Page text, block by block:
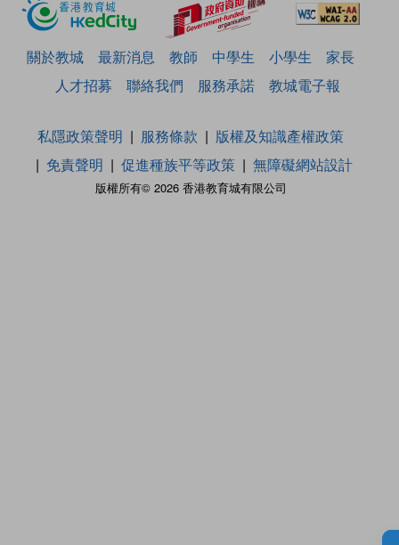
關於教城 最新消息 教師 中學生 小學生
家長
人才招募
聯絡我們 服務承諾 教城電子報
版權所有© 2026 香港教育城有限公司
私隱政策聲明 服務條款
版權及知識產權政策
免責聲明
促進種族平等政策 無障礙網站設計